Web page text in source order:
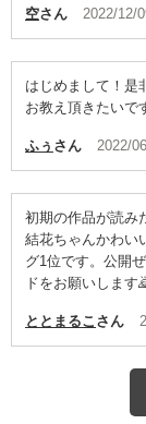
空さん 2022/12/
はじめまして！是
お教え頂きたいで
ふぅ さん 2022/
初期の作品が読み
結花ちゃんかわい
グ1位です。公開
ドをお願いします
ととまるこ さん